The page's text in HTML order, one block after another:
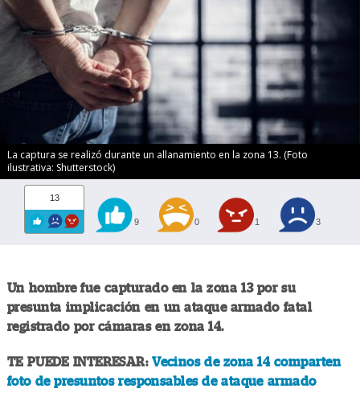
La captura se realizó durante un allanamiento en la zona 13. (Foto
ilustrativa: Shutterstock)
13
9 0 1 3
Un hombre fue capturado en la zona 13 por su
presunta implicación en un ataque armado fatal
registrado por cámaras en zona 14.
TE PUEDE INTERESAR:Vecinos de zona 14 comparten
foto de presuntos responsables de ataque armado